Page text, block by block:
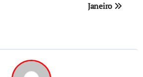
Janeiro